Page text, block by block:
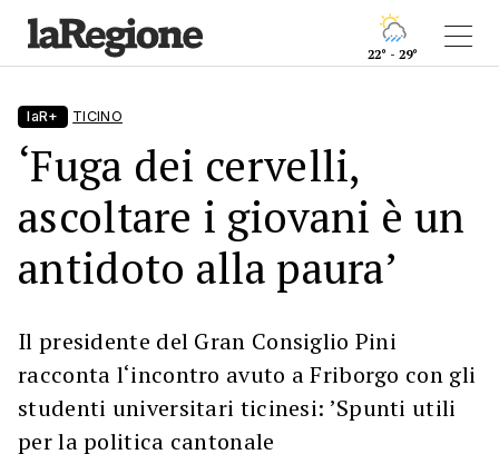
22° - 29°
laR+ TICINO
‘Fuga dei cervelli,
ascoltare i giovani è un
antidoto alla paura’
Il presidente del Gran Consiglio Pini
racconta l‘incontro avuto a Friborgo con gli
studenti universitari ticinesi: ’Spunti utili
per la politica cantonale